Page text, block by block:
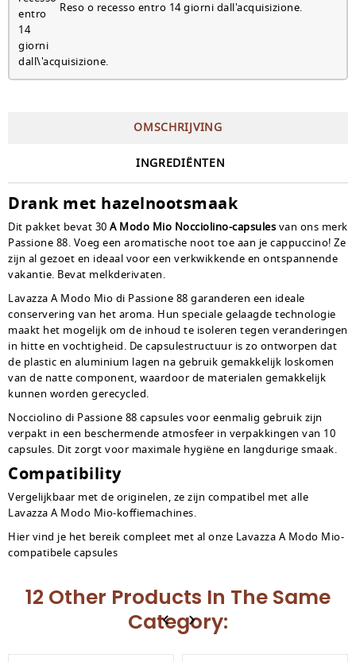
Reso o recesso entro 14 giorni dall'acquisizione.
OMSCHRIJVING
INGREDIËNTEN
Drank met hazelnootsmaak
Dit pakket bevat 30 A Modo Mio Nocciolino-capsulesvan ons merk
Passione 88. Voeg een aromatische noot toe aan je cappuccino! Ze
zijn al gezoet en ideaal voor een verkwikkende en ontspannende
vakantie. Bevat melkderivaten.
Lavazza A Modo Mio di Passione 88 garanderen een ideale
conservering van het aroma. Hun speciale gelaagde technologie
maakt het mogelijk om de inhoud te isoleren tegen veranderingen
in hitte en vochtigheid. De capsulestructuur is zo ontworpen dat
de plastic en aluminium lagen na gebruik gemakkelijk loskomen
van de natte component, waardoor de materialen gemakkelijk
kunnen worden gerecycled.
Nocciolino di Passione 88 capsules voor eenmalig gebruik zijn
verpakt in een beschermende atmosfeer in verpakkingen van 10
capsules. Dit zorgt voor maximale hygiëne en langdurige smaak.
Compatibility
Vergelijkbaar met de originelen, ze zijn compatibel met alle
Lavazza A Modo Mio-koffiemachines.
Hier vind je het bereik compleet met al onze Lavazza A Modo Mio-
compatibele capsules
12 Other Products In The Same
Category: